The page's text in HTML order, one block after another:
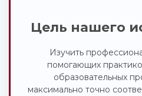
Цель нашего
Изучить
помогающих
образовательных
максимально точно